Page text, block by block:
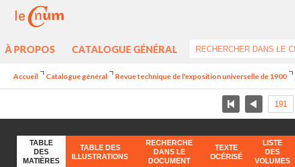
À PROPOS CATALOGUE GÉNÉRAL
Accueil Catalogue général Revue technique de l'exposition universelle de 1900
TABLE
DES
MATIÈRES
TABLE DES
ILLUSTRATIONS
RECHERCHE
DANS LE
DOCUMENT
TEXTE
OCÉRISÉ
LISTE
DES
VOLUMES